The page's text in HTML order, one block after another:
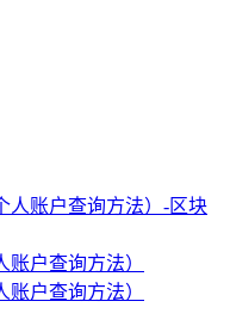
户查询方法）
户查询方法）